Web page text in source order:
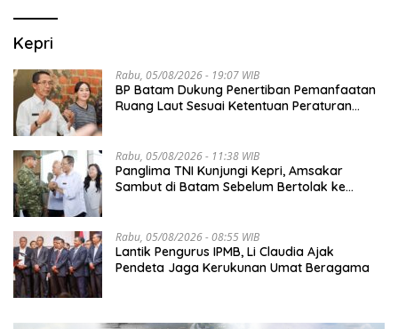
Kepri
Rabu, 05/08/2026 - 19:07 WIB
BP Batam Dukung Penertiban Pemanfaatan
Ruang Laut Sesuai Ketentuan Peraturan
Rabu, 05/08/2026 - 11:38 WIB
Panglima TNI Kunjungi Kepri, Amsakar
Sambut di Batam Sebelum Bertolak ke
Rabu, 05/08/2026 - 08:55 WIB
Lantik Pengurus IPMB, Li Claudia Ajak
Pendeta Jaga Kerukunan Umat Beragama